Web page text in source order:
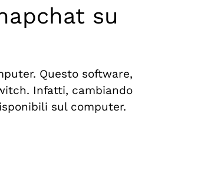
su
Questo software,
Infatti, cambiando
sul computer.